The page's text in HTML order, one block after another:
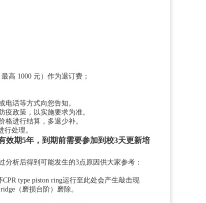
高 1000 元）作为退订费；
话等方式向您告知。
政策，以实施要求为准。
进行结算，多退少补。
处理。
效期5年，到期前需要参加到校3天更新培
分析后得到可能发生的3点原因供大家参考：
type piston ring运行至此处会产生敲击现
（磨损台阶）磨除。